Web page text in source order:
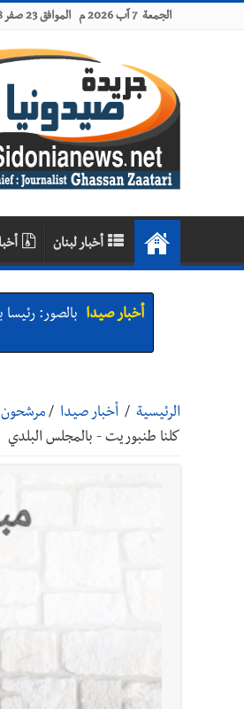
الجمعة 7 آب 2026 م الموافق 23 صفر 1448 هـ
أخبار لبنان
أخبار صيدا بالصور:
أخبار صيدا مؤسسة مياه
الطقس غدا
إنفجار مرفأ
راتب النائب من 3 آلاف إلى 5 آلاف دولار شهرياً... فكيف أقرّت الزيادة؟
الرئيسية / أخبار صيدا /مرشحون
كلنا طنبوريت - بالمجلس البلدي